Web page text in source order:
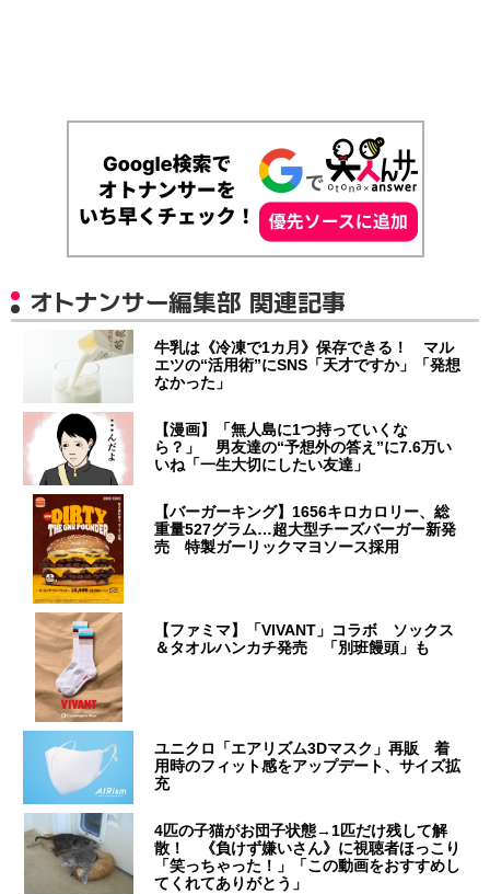
オトナンサー編集部 関連記事
牛乳は《冷凍で1カ月》保存できる！ マル
エツの“活用術”にSNS「天才ですか」「発想
なかった」
【漫画】「無人島に1つ持っていくな
ら？」 男友達の“予想外の答え”に7.6万い
いね「一生大切にしたい友達」
【バーガーキング】1656キロカロリー、総
重量527グラム…超大型チーズバーガー新発
売 特製ガーリックマヨソース採用
【ファミマ】「VIVANT」コラボ ソックス
＆タオルハンカチ発売 「別班饅頭」も
ユニクロ「エアリズム3Dマスク」再販 着
用時のフィット感をアップデート、サイズ拡
充
4匹の子猫がお団子状態→1匹だけ残して解
散！ 《負けず嫌いさん》に視聴者ほっこり
「笑っちゃった！」「この動画をおすすめし
てくれてありがとう」